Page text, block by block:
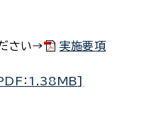
さい→
実施要項
：1.38MB]